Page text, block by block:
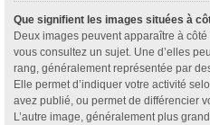
Que signifient les images situées à
Deux images peuvent apparaître à
vous consultez un sujet. Une d’elles
rang, généralement représentée par
Elle permet d’indiquer votre activité
avez publié, ou permet de différencier
L’autre image, généralement plus